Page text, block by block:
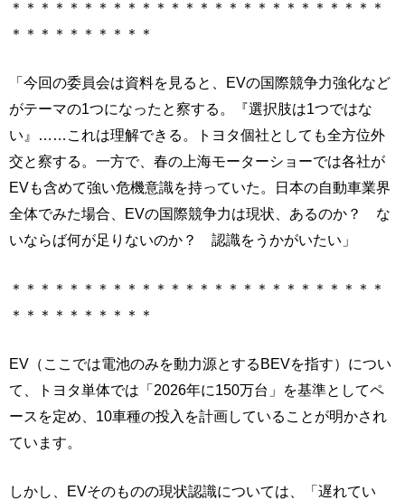
＊＊＊＊＊＊＊＊＊＊＊＊＊＊＊＊＊＊＊＊＊＊＊＊＊＊
＊＊＊＊＊＊＊＊＊＊
「今回の委員会は資料を見ると、EVの国際競争力強化など
がテーマの1つになったと察する。『選択肢は1つではな
い』……これは理解できる。トヨタ個社としても全方位外
交と察する。一方で、春の上海モーターショーでは各社が
EVも含めて強い危機意識を持っていた。日本の自動車業界
全体でみた場合、EVの国際競争力は現状、あるのか？ な
いならば何が足りないのか？ 認識をうかがいたい」
＊＊＊＊＊＊＊＊＊＊＊＊＊＊＊＊＊＊＊＊＊＊＊＊＊＊
＊＊＊＊＊＊＊＊＊＊
EV（ここでは電池のみを動力源とするBEVを指す）につい
て、トヨタ単体では「2026年に150万台」を基準としてペ
ースを定め、10車種の投入を計画していることが明かされ
ています。
しかし、EVそのものの現状認識については、「遅れてい